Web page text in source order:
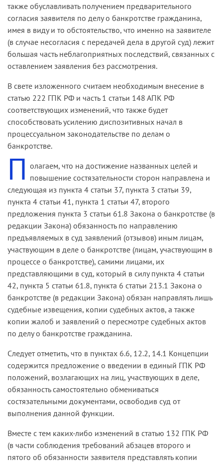
также обуславливать получением предварительного
согласия заявителя по делу о банкротстве гражданина,
имея в виду и то обстоятельство, что именно на заявителе
(в случае несогласия с передачей дела в другой суд) лежит
большая часть неблагоприятных последствий, связанных с
оставлением заявления без рассмотрения.
В свете изложенного считаем необходимым внесение в
статью 222 ГПК РФ и часть 1 статьи 148 АПК РФ
соответствующих изменений, что также будет
способствовать усилению диспозитивных начал в
процессуальном законодательстве по делам о
банкротстве.
П олагаем, что на достижение названных целей и
повышение состязательности сторон направлена и
следующая из пункта 4 статьи 37, пункта 3 статьи 39,
пункта 4 статьи 41, пункта 1 статьи 47, второго
предложения пункта 3 статьи 61.8 Закона о банкротстве (в
редакции Закона) обязанность по направлению
предъявляемых в суд заявлений (отзывов) иным лицам,
участвующим в деле о банкротстве (лицам, участвующим в
процессе о банкротстве), самими лицами, их
представляющими в суд, который в силу пункта 4 статьи
42, пункта 5 статьи 61.8, пункта 6 статьи 213.1 Закона о
банкротстве (в редакции Закона) обязан направлять лишь
судебные извещения, копии судебных актов, а также
копии жалоб и заявлений о пересмотре судебных актов
по делу о банкротстве гражданина.
Следует отметить, что в пунктах 6.6, 12.2, 14.1 Концепции
содержится предложение о введении в единый ГПК РФ
положений, возлагающих на лиц, участвующих в деле,
обязанность самостоятельно обмениваться
состязательными документами, освободив суд от
выполнения данной функции.
Вместе с тем каких-либо изменений в статью 132 ГПК РФ
(в части соблюдения требований абзацев второго и
пятого об обязанности заявителя представлять копии